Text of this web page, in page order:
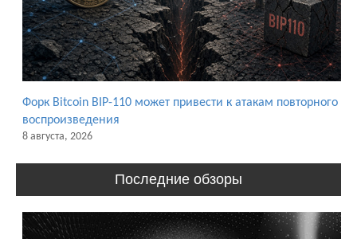
Форк Bitcoin BIP-110 может привести к атакам повторного
воспроизведения
8 августа, 2026
Последние обзоры